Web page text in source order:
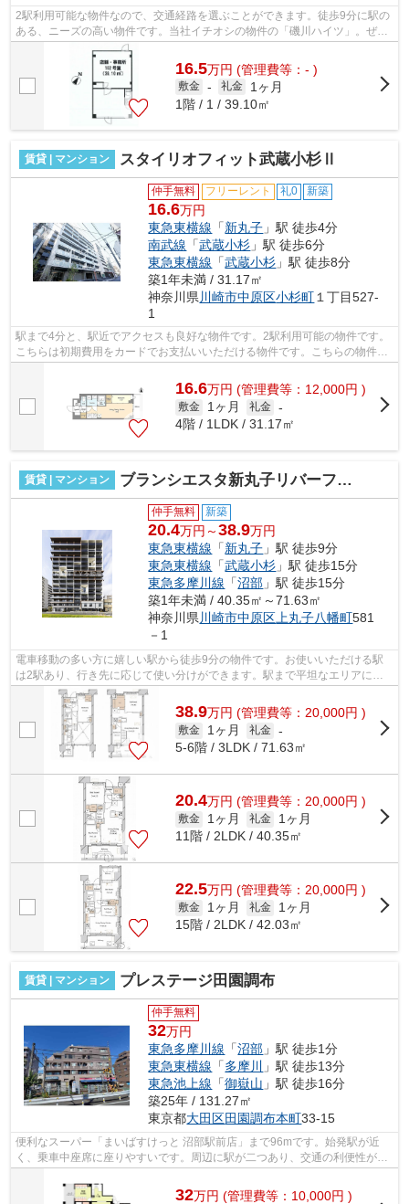
2駅利用可能な物件なので、交通経路を選ぶことができます。徒歩9分に駅の
ある、ニーズの高い物件です。当社イチオシの物件の「磯川ハイツ」。ぜひ
16.5万円 (管理費等：- )
敷金 - 礼金
1ヶ月
1階 / 1 / 39.10㎡
賃貸 | マンション スタイリオフィット武蔵小杉Ⅱ
仲手無料 フリーレント 礼0 新築
16.6万円
東急東横線 「新丸子 」駅 徒歩4分
南武線 「武蔵小杉 」駅 徒歩6分
東急東横線 「武蔵小杉 」駅 徒歩8分
築1年未満 / 31.17㎡
神奈川県 川崎市中原区小杉町 １丁目527-
1
駅まで4分と、駅近でアクセスも良好な物件です。2駅利用可能の物件です。
こちらは初期費用をカードでお支払いいただける物件です。こちらの物件は
16.6万円 (管理費等：12,000円 )
敷金 1ヶ月 礼金 -
4階 / 1LDK / 31.17㎡
賃貸 | マンション ブランシエスタ新丸子リバーフロント
仲手無料 新築
20.4万円～38.9万円
東急東横線 「新丸子 」駅 徒歩9分
東急東横線 「武蔵小杉 」駅 徒歩15分
東急多摩川線 「沼部 」駅 徒歩15分
築1年未満 / 40.35㎡～71.63㎡
神奈川県 川崎市中原区 上丸子八幡町581
－1
電車移動の多い方に嬉しい駅から徒歩9分の物件です。お使いいただける駅
は2駅あり、行き先に応じて使い分けができます。駅まで平坦なエリアに位
置する物件で気軽に散歩できるのもいい...
38.9万円 (管理費等：20,000円 )
敷金 1ヶ月 礼金 -
5-6階 / 3LDK / 71.63㎡
20.4万円 (管理費等：20,000円 )
敷金 1ヶ月 礼金
1ヶ月
11階 / 2LDK / 40.35㎡
22.5万円 (管理費等：20,000円 )
敷金 1ヶ月 礼金
1ヶ月
15階 / 2LDK / 42.03㎡
賃貸 | マンション プレステージ田園調布
仲手無料
32万円
東急多摩川線 「沼部 」駅 徒歩1分
東急東横線 「多摩川 」駅 徒歩13分
東急池上線 「御嶽山 」駅 徒歩16分
築25年 / 131.27㎡
東京都大田区田園調布本町33-15
便利なスーパー「まいばすけっと 沼部駅前店」まで96mです。始発駅が近
く、乗車中座席に座りやすいです。周辺に駅が二つあり、交通の利便性が高
32万円 (管理費等：10,000円 )